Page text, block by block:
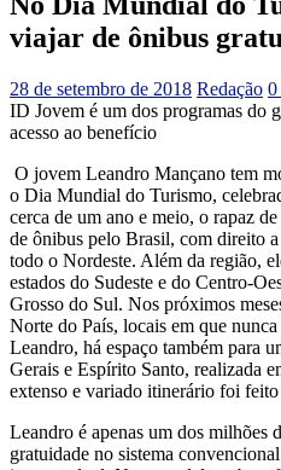
viajar de ônibus
28 de setembro de 2018 Redação 0
ID Jovem é um dos programas do
acesso ao benefício
O jovem Leandro Mançano tem
o Dia Mundial do Turismo,
cerca de um ano e meio, o rapaz
de ônibus pelo Brasil, com direito
todo o Nordeste. Além da região,
estados do Sudeste e do Centro-
Grosso do Sul. Nos próximos
Norte do País, locais em que
Leandro, há espaço também para
Gerais e Espírito Santo, realizada
extenso e variado itinerário foi feito
Leandro é apenas um dos milhões
gratuidade no sistema